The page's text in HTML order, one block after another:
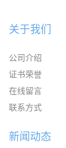
关于我们
公司介绍
证书荣誉
在线留言
联系方式
新闻动态